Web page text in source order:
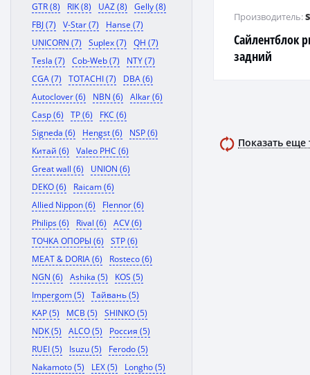
GTR (8)
RIK (8) UAZ (8)
Gelly (8)
FBJ (7)
V-Star (7)
Hanse (7)
UNICORN (7)
Suplex (7)
QH (7)
Tesla (7)
Cob-Web (7)
NTY (7)
CGA (7)
TOTACHI (7)
DBA (6)
Autoclover (6)
NBN (6)
Alkar (6)
Casp (6)
TP (6)
FKC (6)
Signeda (6)
Hengst (6)
NSP (6)
Китай (6)
Valeo PHC (6)
Great wall (6)
UNION (6)
DEKO (6)
Raicam (6)
Allied Nippon (6)
Flennor (6)
Philips (6)
Rival (6)
ACV (6)
ТОЧКА ОПОРЫ (6)
STP (6)
MEAT & DORIA (6)
Rosteco (6)
NGN (6)
Ashika (5)
KOS (5)
Impergom (5)
Тайвань (5)
KAP (5)
MCB (5)
SHINKO (5)
NDK (5)
ALCO (5)
Россия (5)
RUEI (5)
Isuzu (5)
Ferodo (5)
Nakamoto (5)
LEX (5)
Longho (5)
Сайлентблок
задний
Производитель:
Показать еще